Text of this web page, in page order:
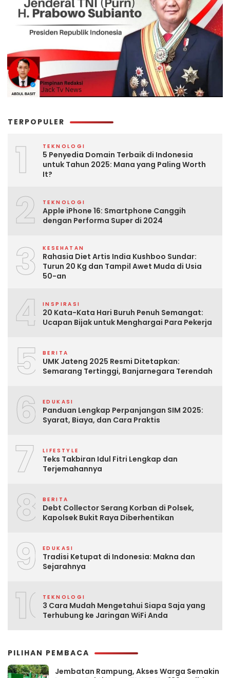
TERPOPULER
1 TEKNOLOGI
5 Penyedia Domain Terbaik di Indonesia
untuk Tahun 2025: Mana yang Paling Worth
It?
2 TEKNOLOGI
Apple iPhone 16: Smartphone Canggih
dengan Performa Super di 2024
3 KESEHATAN
Rahasia Diet Artis India Kushboo Sundar:
Turun 20 Kg dan Tampil Awet Muda di Usia
50-an
4 INSPIRASI
20 Kata-Kata Hari Buruh Penuh Semangat:
Ucapan Bijak untuk Menghargai Para Pekerja
5 BERITA
UMK Jateng 2025 Resmi Ditetapkan:
Semarang Tertinggi, Banjarnegara Terendah
6 EDUKASI
Panduan Lengkap Perpanjangan SIM 2025:
Syarat, Biaya, dan Cara Praktis
7 LIFESTYLE
Teks Takbiran Idul Fitri Lengkap dan
Terjemahannya
8 BERITA
Debt Collector Serang Korban di Polsek,
Kapolsek Bukit Raya Diberhentikan
9 EDUKASI
Tradisi Ketupat di Indonesia: Makna dan
Sejarahnya
10TEKNOLOGI
3 Cara Mudah Mengetahui Siapa Saja yang
Terhubung ke Jaringan WiFi Anda
PILIHAN PEMBACA
Jembatan Rampung, Akses Warga Semakin